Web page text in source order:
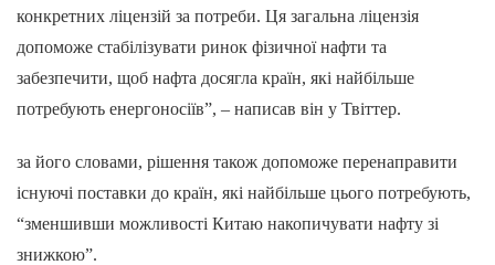
конкретних ліцензій за потреби. Ця загальна ліцензія
допоможе стабілізувати ринок фізичної нафти та
забезпечити, щоб нафта досягла країн, які найбільше
потребують енергоносіїв”, – написав він у Твіттер.
за його словами, рішення також допоможе перенаправити
існуючі поставки до країн, які найбільше цього потребують,
“зменшивши можливості Китаю накопичувати нафту зі
знижкою”.